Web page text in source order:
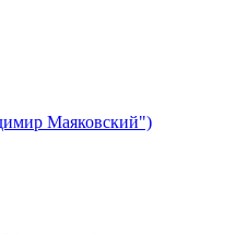
Маяковский")